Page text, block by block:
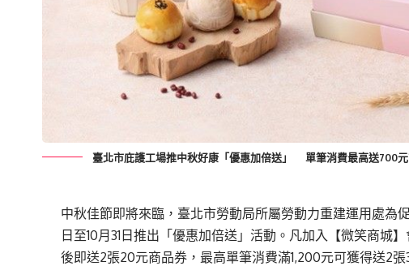
臺北市庇護工場推中秋好康「優惠加倍送」 單筆消費最高送700元
中秋佳節即將來臨，臺北市勞動局所屬勞動力重建運用處為
日至10月31日推出「優惠加倍送」活動。凡加入【微笑商城】
後即送2張20元商品券，最高單筆消費滿1,200元可獲得送2